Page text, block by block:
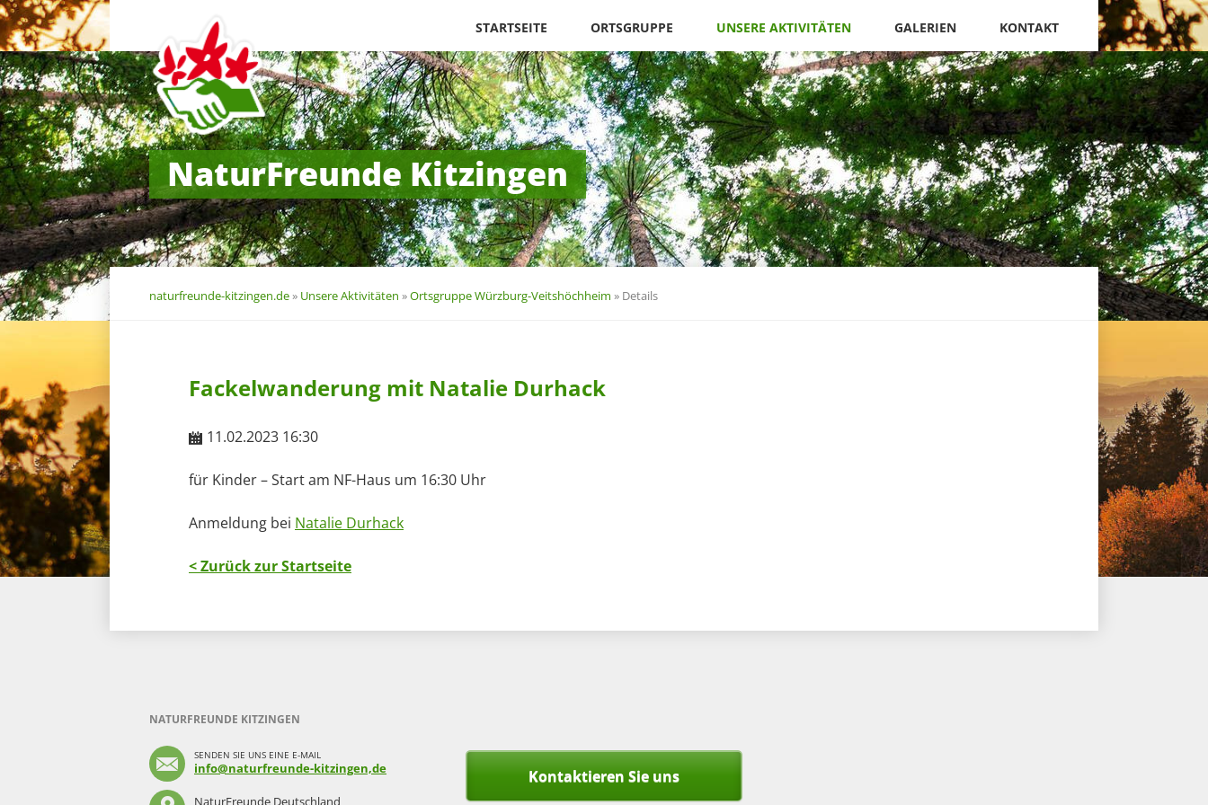
überspringen
STARTSEITE ORTSGRUPPE UNSERE AKTIVITÄTEN GALERIEN KONTAKT
Navigation
überspringen
NaturFreunde Kitzingen
naturfreunde-kitzingen.de» Unsere Aktivitäten »Ortsgruppe Würzburg-Veitshöchheim » Details
Fackelwanderung mit Natalie Durhack
11.02.2023 16:30
für Kinder – Start am NF-Haus um 16:30 Uhr
Anmeldung bei Natalie Durhack
< Zurück zur Startseite
NATURFREUNDE KITZINGEN
SENDEN SIE UNS EINE E-MAIL
info@naturfreunde-kitzingen,de
NaturFreunde Deutschland
Kontaktieren Sie uns